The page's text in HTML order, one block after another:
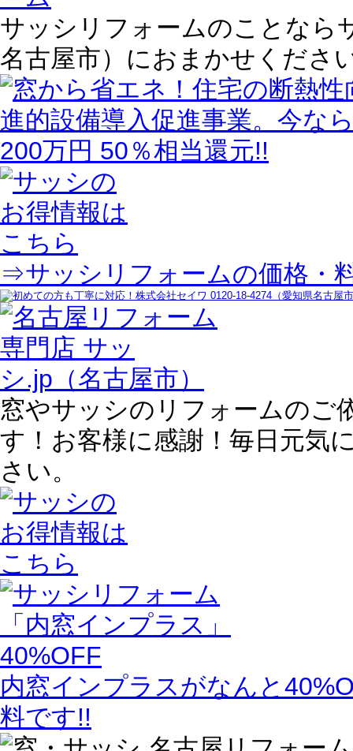
サッシリフォームのことなら
名古屋市）におまかせくださ
⇒サッシリフォームの価格・
窓やサッシのリフォームのご
す！お客様に感謝！毎日元気
さい。
内窓インプラスがなんと
料です!!